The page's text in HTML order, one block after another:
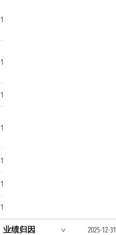
1
1
1
1
1
1
1
业绩归因 2025-12-31